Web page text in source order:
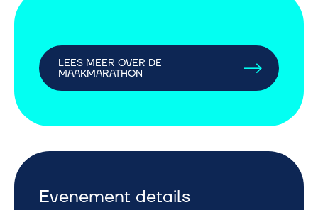
LEES MEER OVER DE
MAAKMARATHON
Evenement details